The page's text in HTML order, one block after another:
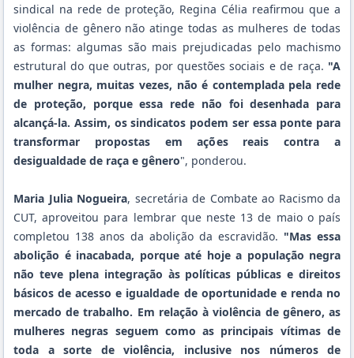
sindical na rede de proteção, Regina Célia reafirmou que a
violência de gênero não atinge todas as mulheres de todas
as formas: algumas são mais prejudicadas pelo machismo
estrutural do que outras, por questões sociais e de raça. "A
mulher negra, muitas vezes, não é contemplada pela rede
de proteção, porque essa rede não foi desenhada para
alcançá-la. Assim, os sindicatos podem ser essa ponte para
transformar propostas em ações reais contra a
desigualdade de raça e gênero", ponderou.
Maria Julia Nogueira, secretária de Combate ao Racismo da
CUT, aproveitou para lembrar que neste 13 de maio o país
completou 138 anos da abolição da escravidão. "Mas essa
abolição é inacabada, porque até hoje a população negra
não teve plena integração às políticas públicas e direitos
básicos de acesso e igualdade de oportunidade e renda no
mercado de trabalho. Em relação à violência de gênero, as
mulheres negras seguem como as principais vítimas de
toda a sorte de violência, inclusive nos números de